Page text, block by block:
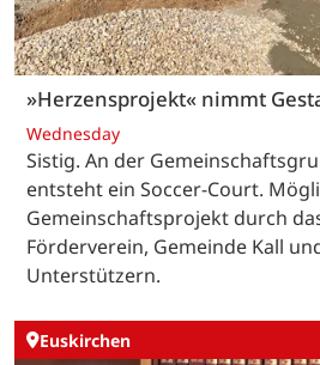
»Herzensprojekt« nimmt
Wednesday
Sistig. An der
entsteht ein Soccer-Court.
Gemeinschaftsprojekt durch
Förderverein, Gemeinde Kall
Unterstützern.
Euskirchen